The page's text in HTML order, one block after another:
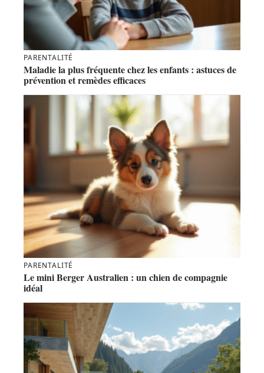
PARENTALITÉ
Maladie la plus fréquente chez les enfants : astuces de
prévention et remèdes efficaces
PARENTALITÉ
Le mini Berger Australien : un chien de compagnie
idéal